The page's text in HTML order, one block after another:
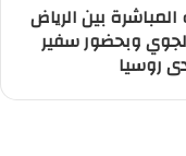
بين الرياض
وبحضور سفير
روسيا